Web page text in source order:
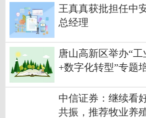
王真真获批担任中
总经理
唐山高新区举办“
+数字化转型”专题
中信证券：继续看
共振，推荐牧业养